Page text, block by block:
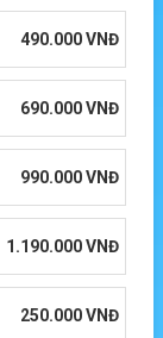
490.000VNĐ
690.000VNĐ
990.000VNĐ
1.190.000VNĐ
250.000VNĐ